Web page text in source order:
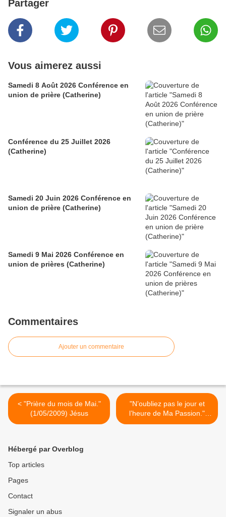
Partager
Vous aimerez aussi
Samedi 8 Août 2026 Conférence en
union de prière (Catherine)
Conférence du 25 Juillet 2026
(Catherine)
Samedi 20 Juin 2026 Conférence en
union de prière (Catherine)
Samedi 9 Mai 2026 Conférence en
union de prières (Catherine)
Commentaires
Ajouter un commentaire
< "Prière du mois de Mai."
(1/05/2009) Jésus
"N’oubliez pas le jour et
l’heure de Ma Passion."
(22/05/2009) Jésus >
Hébergé par Overblog
Top articles
Pages
Contact
Signaler un abus